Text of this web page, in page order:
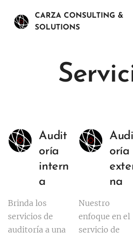
CARZA CONSULTING &
SOLUTIONS
Audit
oría
intern
a
Brinda los
servicios de
auditoría a una
oría
na
Nuestro
enfoque en el
servicio de